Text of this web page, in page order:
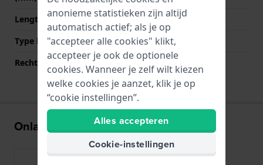
Lengte band op 6 uur (mm) 120 mm
Type bevestiging
Bandpennen
Rechte bandaanzet
Ja
Onlangs bekeken
anonieme statistieken zijn altijd
automatisch actief; als je op
"accepteer alle cookies" klikt,
accepteer je ook de optionele
cookies. Wanneer je zelf wilt kiezen
welke cookies je aanzet, klik je op
“cookie instellingen”.
Alles accepteren
Cookie-instellingen